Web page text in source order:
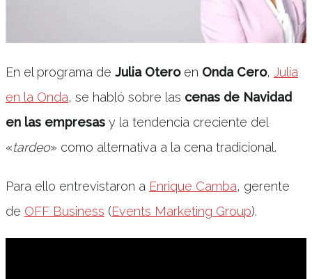
En el programa de Julia Oteroen Onda Cero, Julia
en la Onda, se habló sobre las cenas de Navidad
en las empresas y la tendencia creciente del
«tardeo» como alternativa a la cena tradicional.
Para ello entrevistaron a Enrique Camba, gerente
de OFF Business (Events Marketing Group).